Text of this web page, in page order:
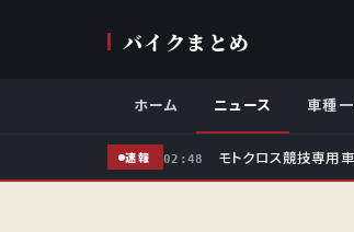
バイクまとめ
ホーム ニュース 車種
速報 02:48 モトクロス競技専用